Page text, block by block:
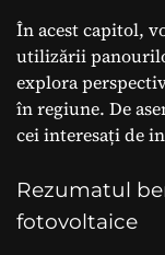
În acest capitol,
utilizării
explora
în regiune. De
cei interesați de
Rezumatul
fotovoltaice